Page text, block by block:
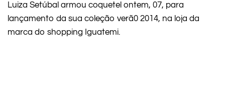
Luiza Setúbal armou coquetel ontem, 07, para
lançamento da sua coleção verã0 2014, na loja da
marca do shopping Iguatemi.